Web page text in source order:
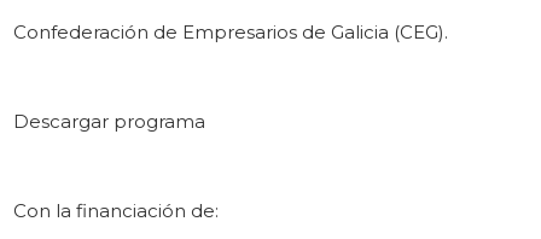
Confederación de Empresarios de Galicia (CEG).
Descargar programa
Con la financiación de: